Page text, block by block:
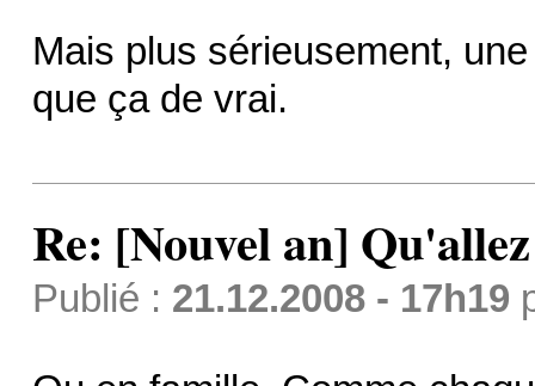
Mais plus sérieusement,
que ça de vrai.
Re: [Nouvel an]
Publié : 21.12.2008 - 17h19